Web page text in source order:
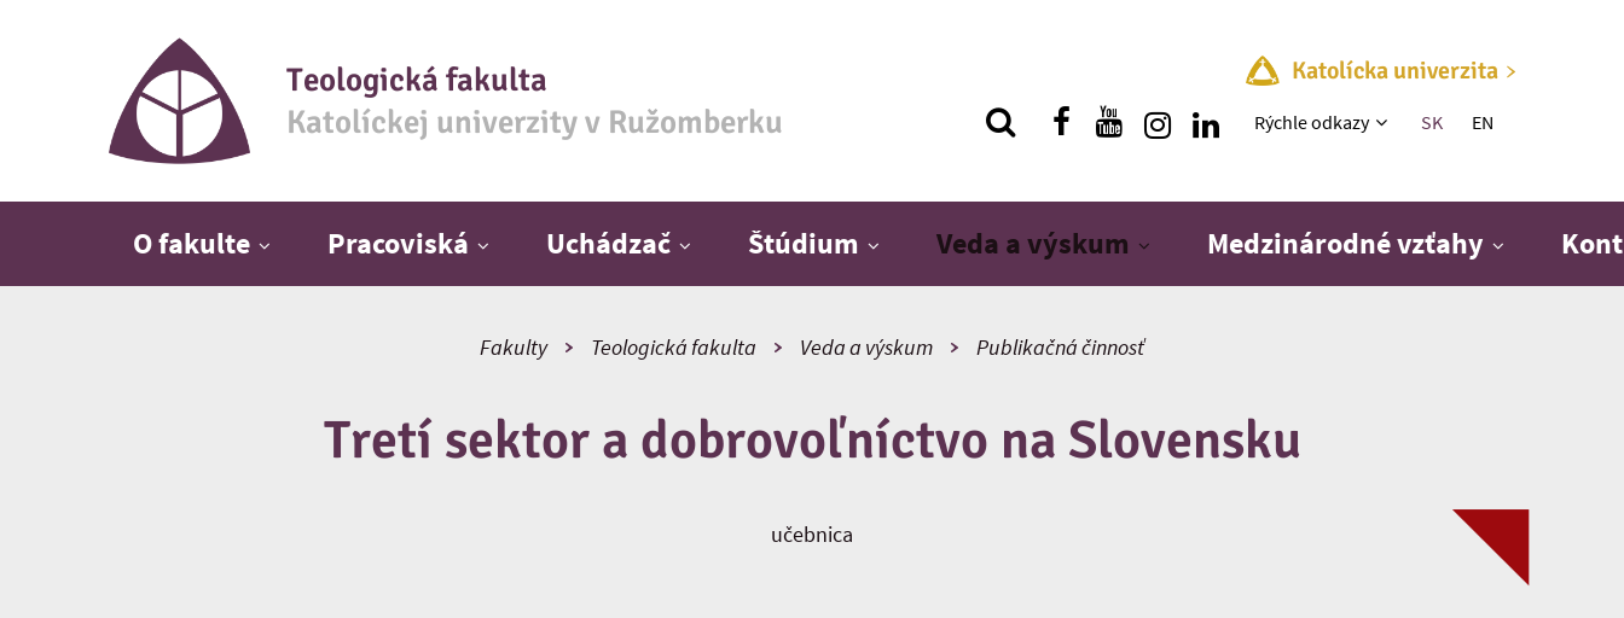
Teologická fakulta
Katolíckej univerzity v Ružomberku
Katolícka univerzita
Rýchle menu
Rýchle odkazy SK EN
O fakulte Pracoviská Uchádzač Štúdium Veda a výskum Medzinárodné vzťahy
Fakulty Teologická fakulta Veda a výskum Publikačná činnosť
Tretí sektor a dobrovoľníctvo na Slovensku
učebnica